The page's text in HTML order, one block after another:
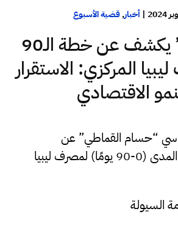
| أخبار,قضية الأسبوع
“القماطي” يكشف عن خطة الـ90
المركزي: الاستقرار
الاقتصادي
“حسام القماطي” عن
الاستراتيجية قصيرة المدى (0-90 يومًا) لمصرف ليبيا